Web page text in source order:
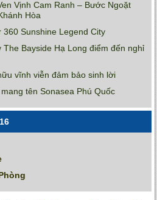
Vịnh Cam Ranh – Bước Ngoặt
Hòa
360 Sunshine Legend City
The Bayside Hạ Long điểm đến nghỉ
vĩnh viễn đảm bảo sinh lời
tên Sonasea Phú Quốc